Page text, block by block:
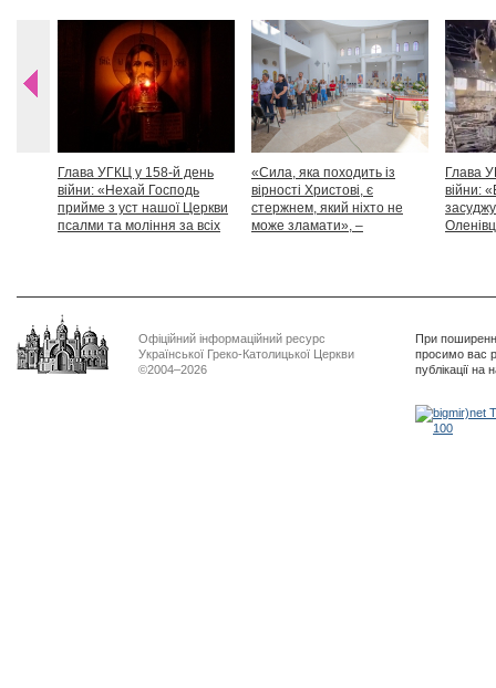
Глава УГКЦ у 158-й день
війни: «Нехай Господь
прийме з уст нашої Церкви
псалми та моління за всіх
«Сила, яка походить із
вірності Христові, є
стержнем, який ніхто не
може зламати», –
Глава
війни:
Офіційний інформаційний ресурс
Української Греко-Католицької Церкви
©2004–2026
При
просимо вас
публікації на